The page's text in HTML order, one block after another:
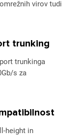
virov tudi
trunking
trunkinga
s za
height in